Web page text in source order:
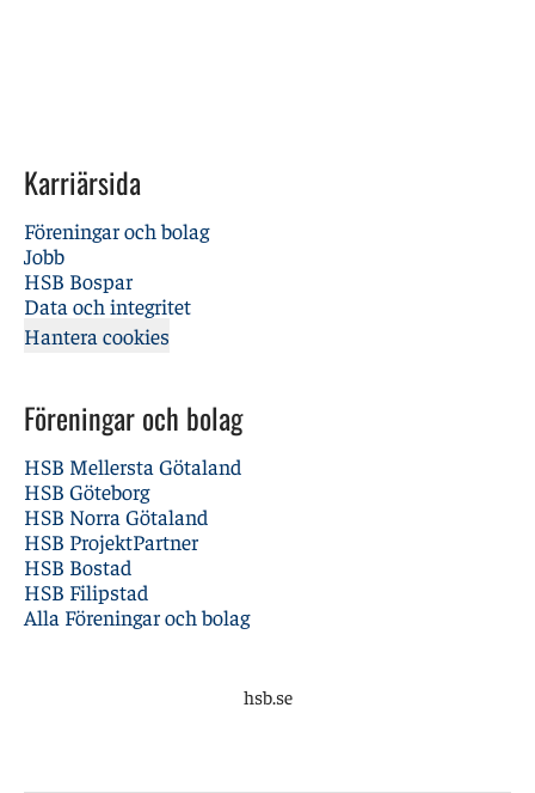
Karriärsida
Föreningar och bolag
Jobb
HSB Bospar
Data och integritet
Hantera cookies
Föreningar och bolag
HSB Mellersta Götaland
HSB Göteborg
HSB Norra Götaland
HSB ProjektPartner
HSB Bostad
HSB Filipstad
Alla Föreningar och bolag
hsb.se